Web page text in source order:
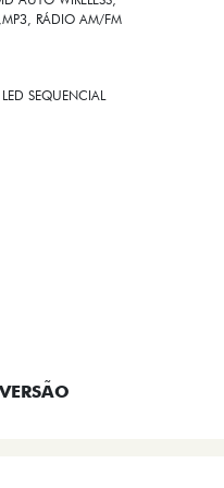
RÁDIO AM/FM
SEQUENCIAL